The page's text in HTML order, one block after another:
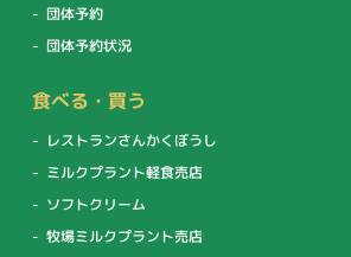
団体予約
団体予約状況
食べる・買う
レストランさんかくぼうし
ミルクプラント軽食売店
ソフトクリーム
牧場ミルクプラント売店